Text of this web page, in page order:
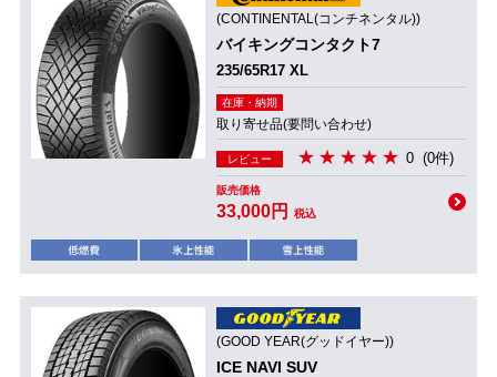
(CONTINENTAL(コンチネンタル))
バイキングコンタクト7
235/65R17 XL
在庫・納期
取り寄せ品(要問い合わせ)
レビュー 0 (0件)
販売価格
33,000円 税込
(GOOD YEAR(グッドイヤー))
ICE NAVI SUV